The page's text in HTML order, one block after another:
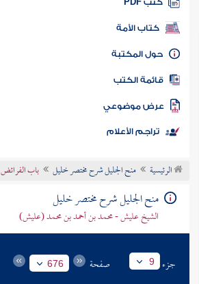
كتب PDF
كتاب الأمة
المكتبة
الكتب
موضوعي
تراجم الأعلام
الرئيسية منح الجليل شرح مختصر خليل باب الفرائض
منح الجليل شرح مختصر خليل
الشيخ عليش - محمد بن أحمد بن محمد (عليش)
جزء 9 صفحة 676